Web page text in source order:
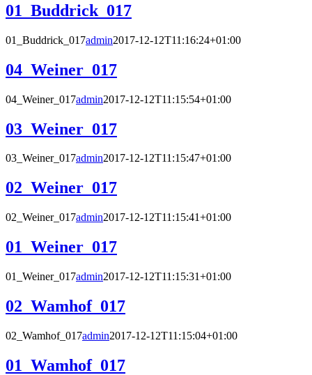
01_Buddrick_017
01_Buddrick_017admin2017-12-12T11:16:24+01:00
04_Weiner_017
04_Weiner_017admin2017-12-12T11:15:54+01:00
03_Weiner_017
03_Weiner_017admin2017-12-12T11:15:47+01:00
02_Weiner_017
02_Weiner_017admin2017-12-12T11:15:41+01:00
01_Weiner_017
01_Weiner_017admin2017-12-12T11:15:31+01:00
02_Wamhof_017
02_Wamhof_017admin2017-12-12T11:15:04+01:00
01_Wamhof_017